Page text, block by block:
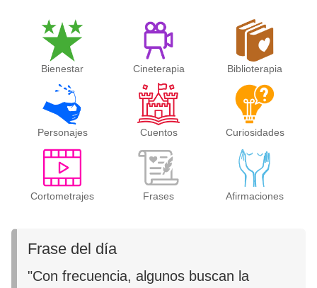
Bienestar Cineterapia Biblioterapia
Personajes Cuentos Curiosidades
Cortometrajes Frases Afirmaciones
Frase del día
"Con frecuencia, algunos buscan la